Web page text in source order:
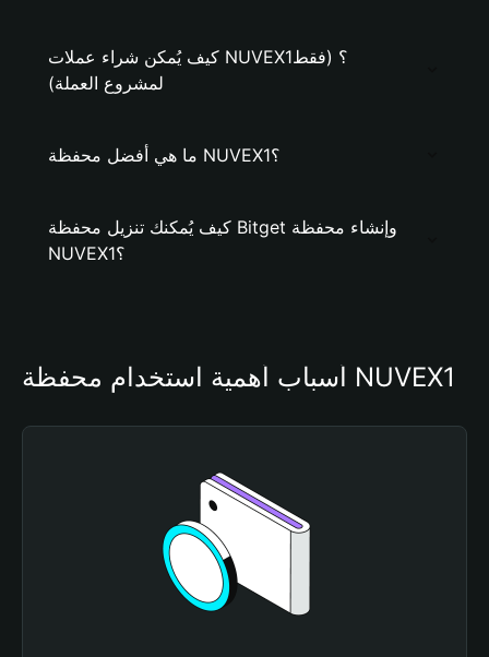
كيف يُمكن شراء عملات NUVEX1؟ (فقط
لمشروع العملة)
ما هي أفضل محفظة NUVEX1؟
كيف يُمكنك تنزيل محفظة Bitget وإنشاء محفظة
NUVEX1؟
أسباب أهمية استخدام محفظة NUVEX1